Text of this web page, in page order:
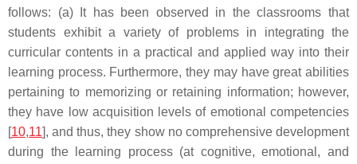
follows: (a) It has been observed in the classrooms that
students exhibit a variety of problems in integrating the
curricular contents in a practical and applied way into their
learning process. Furthermore, they may have great abilities
pertaining to memorizing or retaining information; however,
they have low acquisition levels of emotional competencies
[10,11], and thus, they show no comprehensive development
during the learning process (at cognitive, emotional, and